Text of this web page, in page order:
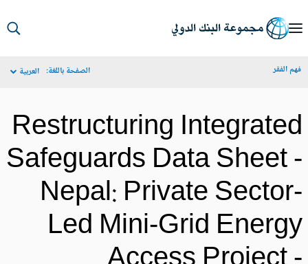
الفقر الصفحة باللغة: العربية
Restructuring
Safeguards Data Sheet
Nepal: Private
Led Mini-Grid